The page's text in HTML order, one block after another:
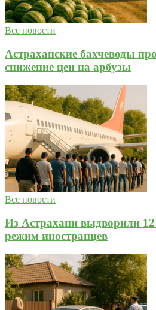
Все новости
Астраханские бахчеводы
снижение цен на арбузы
Все новости
Из Астрахани выдворили
режим иностранцев